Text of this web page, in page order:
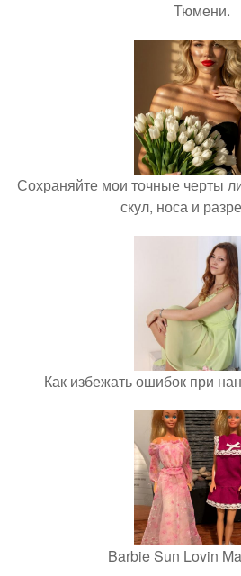
Тюмени.
Сохраняйте мои точные черты
скул, носа и
Как избежать ошибок при
Barbie Sun Lovin